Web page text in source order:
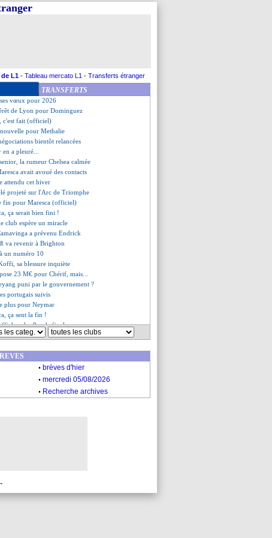
L1 - Tableau mercato L1 - Transferts étranger
TRANSFERTS
avec Palace pour Johnson
Alysson pour 12 M€ (off.)
pour Bardghji
vœux pour 2026
de Lyon pour Dominguez
c'est fait (officiel)
pour Methalie
bientôt relancées
a pleuré...
la rumeur Chelsea calmée
avait avoué des contacts
attendu cet hiver
projeté sur l'Arc de Triomphe
fin pour Maresca (officiel)
ça serait bien fini !
club espère un miracle
a prévenu Endrick
va revenir à Brighton
un numéro 10
sa blessure inquiète
23 M€ pour Chérif, mais...
puni par le gouvernement ?
portugais suivis
plus pour Neymar
ça sent la fin !
des 8es de finale
du mer. 31 décembre 2025
. brèves d'hier
. mercredi 05/08/2026
. Recherche archives
-